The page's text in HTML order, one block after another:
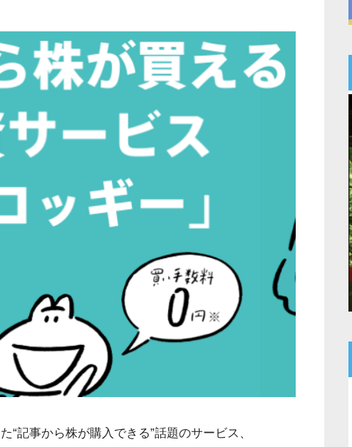
“記事から株が購入できる”話題のサービス、